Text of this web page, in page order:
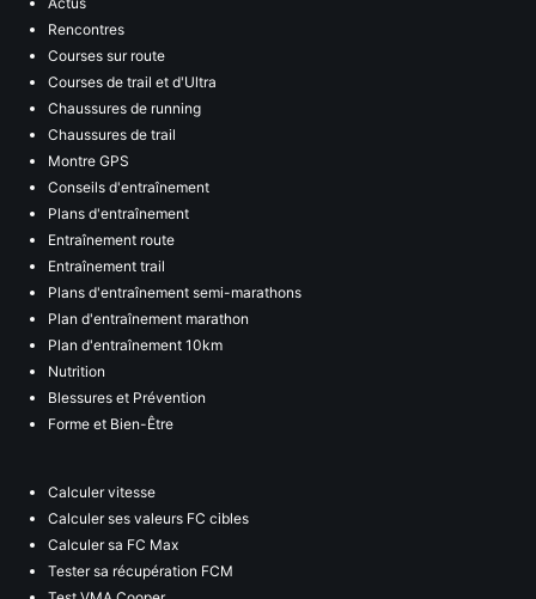
Rencontres
Courses sur route
Courses de trail et d'Ultra
Chaussures de running
Chaussures de trail
Montre GPS
Conseils d'entraînement
Plans d'entraînement
Entraînement route
Entraînement trail
Plans d'entraînement semi-marathons
Plan d'entraînement marathon
Plan d'entraînement 10km
Nutrition
Blessures et Prévention
Forme et Bien-Être
Calculer vitesse
Calculer ses valeurs FC cibles
Calculer sa FC Max
Tester sa récupération FCM